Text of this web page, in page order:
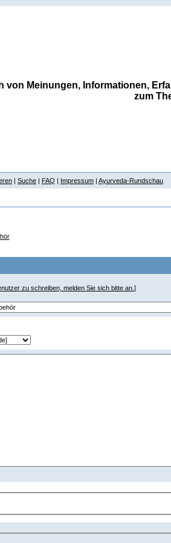
von Meinungen, Informationen,
zum
| Suche | FAQ | Impressum | Ayurveda-Rundschau
zu schreiben, melden Sie sich bitte an. ]